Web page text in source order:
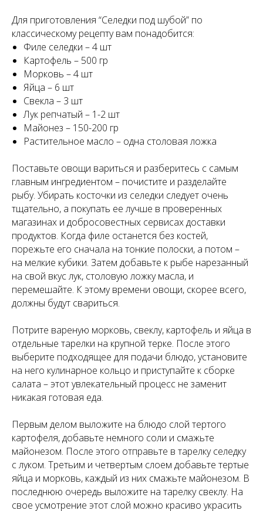
Для приготовления “Селедки под шубой” по
классическому рецепту вам понадобится:
Филе селедки – 4 шт
Картофель – 500 гр
Морковь – 4 шт
Яйца – 6 шт
Свекла – 3 шт
Лук репчатый – 1-2 шт
Майонез – 150-200 гр
Растительное масло – одна столовая ложка
Поставьте овощи вариться и разберитесь с самым
главным ингредиентом – почистите и разделайте
рыбу. Убирать косточки из селедки следует очень
тщательно, а покупать ее лучше в проверенных
магазинах и добросовестных сервисах доставки
продуктов. Когда филе останется без костей,
порежьте его сначала на тонкие полоски, а потом –
на мелкие кубики. Затем добавьте к рыбе нарезанный
на свой вкус лук, столовую ложку масла, и
перемешайте. К этому времени овощи, скорее всего,
должны будут свариться.
Потрите вареную морковь, свеклу, картофель и яйца в
отдельные тарелки на крупной терке. После этого
выберите подходящее для подачи блюдо, установите
на него кулинарное кольцо и приступайте к сборке
салата – этот увлекательный процесс не заменит
никакая готовая еда.
Первым делом выложите на блюдо слой тертого
картофеля, добавьте немного соли и смажьте
майонезом. После этого отправьте в тарелку селедку
с луком. Третьим и четвертым слоем добавьте тертые
яйца и морковь, каждый из них смажьте майонезом. В
последнюю очередь выложите на тарелку свеклу. На
свое усмотрение этот слой можно красиво украсить